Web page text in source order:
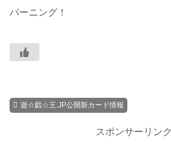
バーニング！
遊☆戯☆王.JP公開新カード情報
スポンサーリンク